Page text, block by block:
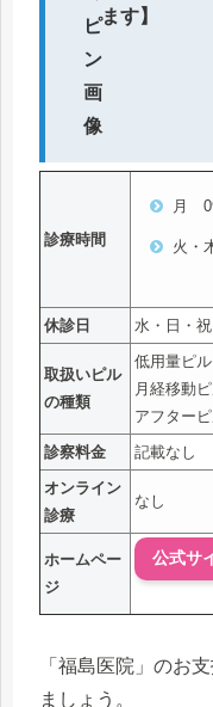
ます】
診療時間
月
火・
休診日 水・日・祝
取扱いピル
の種類
低用量ピル
月経移動
アフター
診察料金
記載なし
オンライン
診療
なし
ホームペー
ジ
公式サ
「福島医院」のお
ましょう。